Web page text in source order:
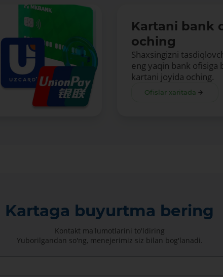
Kartani bank
oching
Shaxsingizni
eng yaqin bank ofisiga
kartani joyida oching.
Ofislar xaritada
Kartaga buyurtma bering
Kontakt ma'lumotlarini to'ldiring
Yuborilgandan so'ng, menejerimiz siz bilan bog'lanadi.
Kartani ochish Videoni ko‘rish